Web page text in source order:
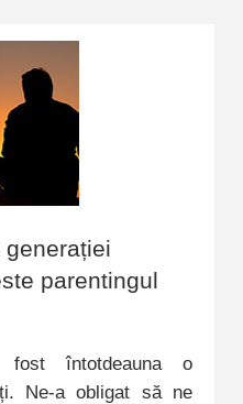
parentingul
fost întotdeauna o
Ne-a obligat să ne